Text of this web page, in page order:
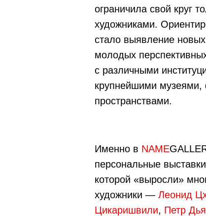
ограничила свой круг
художниками.
стало выявление
молодых
с различными
крупнейшими
пространствами.
Именно в NAME
персональные
которой «выросли»
художники — Леонид
Цикаришвили, Петр